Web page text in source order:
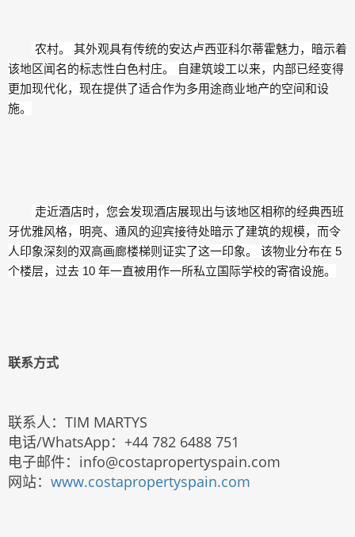
农村。 其外观具有传统的安达卢西亚科尔蒂霍魅力，暗示着
该地区闻名的标志性白色村庄。 自建筑竣工以来，内部已经变得
更加现代化，现在提供了适合作为多用途商业地产的空间和设
施。
走近酒店时，您会发现酒店展现出与该地区相称的经典西班
牙优雅风格，明亮、通风的迎宾接待处暗示了建筑的规模，而令
人印象深刻的双高画廊楼梯则证实了这一印象。 该物业分布在 5
个楼层，过去 10 年一直被用作一所私立国际学校的寄宿设施。
联系方式
联系人：TIM MARTYS
电话/WhatsApp：+44 782 6488 751
电子邮件：info@costapropertyspain.com
网站： www.costapropertyspain.com